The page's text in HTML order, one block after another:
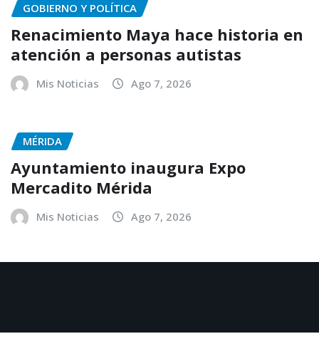
GOBIERNO Y POLÍTICA
Renacimiento Maya hace historia en
atención a personas autistas
Mis Noticias Ago 7, 2026
MÉRIDA
Ayuntamiento inaugura Expo
Mercadito Mérida
Mis Noticias Ago 7, 2026